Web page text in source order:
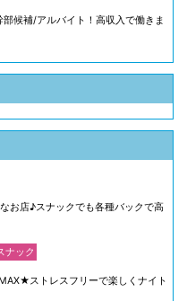
部候補/アルバイト！高収入で働きま
お店♪スナックでも各種バックで高
ナック
ストレスフリーで楽しくナイト